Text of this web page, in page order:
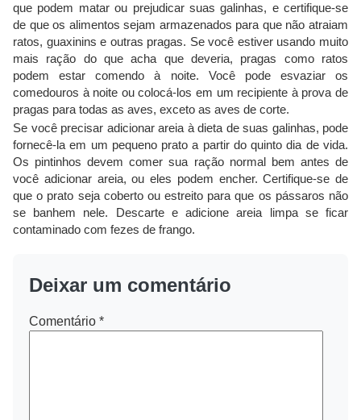
que podem matar ou prejudicar suas galinhas, e certifique-se
de que os alimentos sejam armazenados para que não atraiam
ratos, guaxinins e outras pragas. Se você estiver usando muito
mais ração do que acha que deveria, pragas como ratos
podem estar comendo à noite. Você pode esvaziar os
comedouros à noite ou colocá-los em um recipiente à prova de
pragas para todas as aves, exceto as aves de corte.
Se você precisar adicionar areia à dieta de suas galinhas, pode
fornecê-la em um pequeno prato a partir do quinto dia de vida.
Os pintinhos devem comer sua ração normal bem antes de
você adicionar areia, ou eles podem encher. Certifique-se de
que o prato seja coberto ou estreito para que os pássaros não
se banhem nele. Descarte e adicione areia limpa se ficar
contaminado com fezes de frango.
Deixar um comentário
Comentário *